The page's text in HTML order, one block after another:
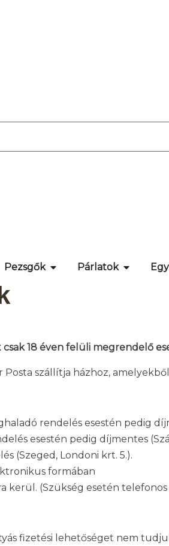
Pezsgők Párlatok
18 éven felüli megrendelő
szállítja házhoz,
rendelés esestén pedig
esestén pedig díjmentes
(Szeged, Londoni krt. 5.).
formában
(Szükség esetén
fizetési lehetőséget nem